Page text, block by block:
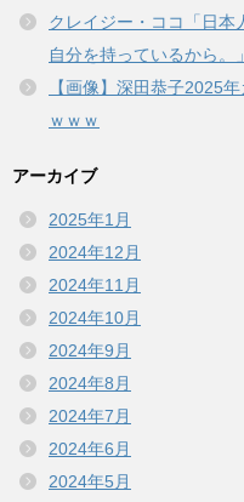
クレイジー・ココ「日本
自分を持っているから。」
【画像】深田恭子2025
ｗｗｗ
アーカイブ
2025年1月
2024年12月
2024年11月
2024年10月
2024年9月
2024年8月
2024年7月
2024年6月
2024年5月